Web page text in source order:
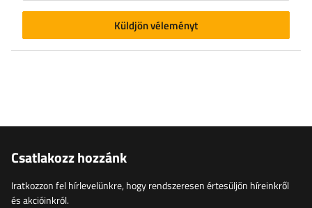
Küldjön véleményt
Csatlakozz hozzánk
Iratkozzon fel hírlevelünkre, hogy rendszeresen értesüljön híreinkről
és akcióinkról.